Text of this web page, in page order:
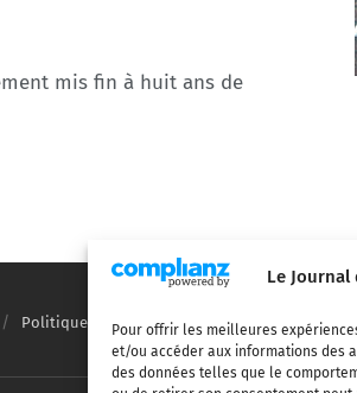
Le
Pour offrir les meilleures
et/ou accéder aux informations des
des données telles que le
mis fin à huit ans de
Politique de confidentialité